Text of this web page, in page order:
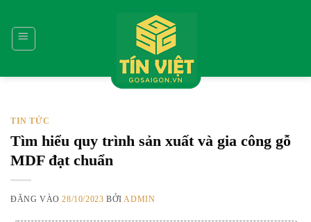
qua
nội
TIN TỨC
Tìm hiểu quy trình sản xuất và gia công gỗ
MDF đạt chuẩn
ĐĂNG VÀO28/10/2023 BỞI ADMIN